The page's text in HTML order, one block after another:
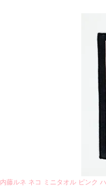
内藤ルネ ネコ ミニタオル ピンク